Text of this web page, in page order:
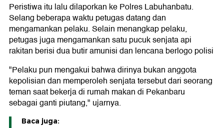
Peristiwa itu lalu dilaporkan ke Polres Labuhanbatu.
Selang beberapa waktu petugas datang dan
mengamankan pelaku. Selain menangkap pelaku,
petugas juga mengamankan satu pucuk senjata api
rakitan berisi dua butir amunisi dan lencana berlogo polisi
"Pelaku pun mengakui bahwa dirinya bukan anggota
kepolisian dan memperoleh senjata tersebut dari seorang
teman saat bekerja di rumah makan di Pekanbaru
sebagai ganti piutang," ujarnya.
Baca juga: